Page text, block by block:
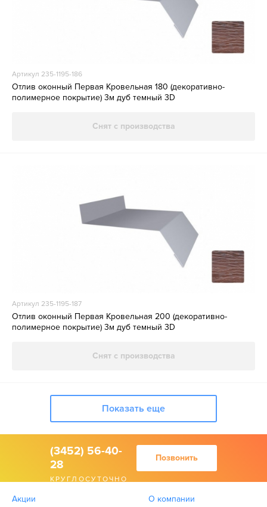
Артикул 235-1195-186
Отлив оконный Первая Кровельная 180 (декоративно-
полимерное покрытие) 3м дуб темный 3D
Снят с производства
Артикул 235-1195-187
Отлив оконный Первая Кровельная 200 (декоративно-
полимерное покрытие) 3м дуб темный 3D
Снят с производства
Показать еще
(3452) 56-40-
28
КРУГЛОСУТОЧНО
Позвонить
Акции О компании